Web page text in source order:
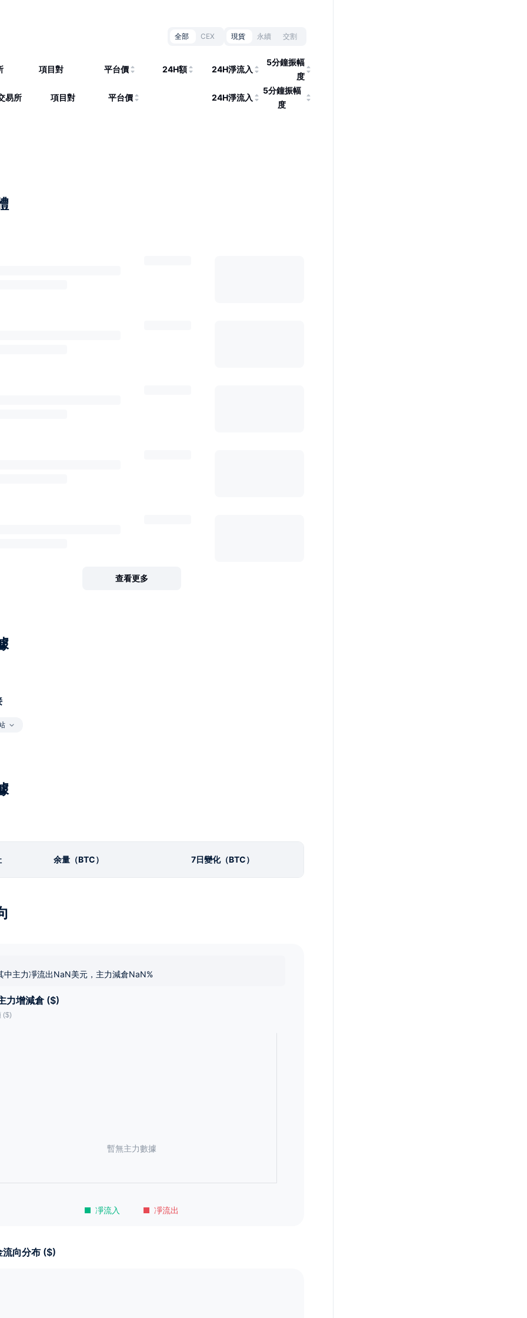
全部 CEX 現貨 永續 交割
項目對 平台價 24H額 24H淨流入
5分鐘振幅
度
易所 項目對 平台價 24H淨流入
5分鐘振幅
度
查看更多
余量（BTC） 7日變化（BTC）
中主力凈流出NaN美元，主力減倉NaN%
力增減倉 ($)
凈流入 凈流出
暫無主力數據
向分布 ($)